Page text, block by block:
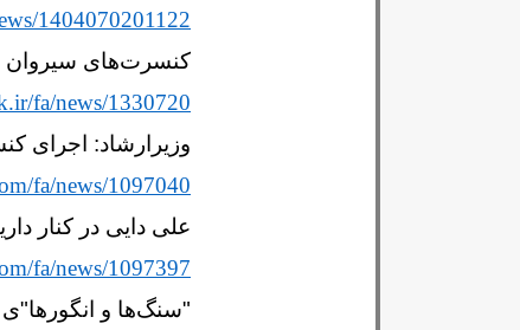
1404070201122
کنسرت‌های سیروان
fa/news/1330720
وزیرارشاد: اجرای
fa/news/1097040
علی دایی در کنار
fa/news/1097397
"سنگ‌ها و انگورها"ی